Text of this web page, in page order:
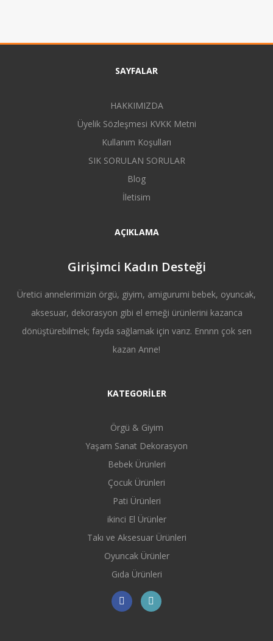
SAYFALAR
HAKKIMIZDA
Üyelik Sözleşmesi KVKK Metni
Kullanım Koşulları
SIK SORULAN SORULAR
Blog
İletisim
AÇIKLAMA
Girişimci Kadın Desteği
Üretici annelerimizin örgü, giyim, amigurumi bebek, oyuncak,
aksesuar, dekorasyon gibi el emeği ürünlerini kazanca
dönüştürebilmek; fayda sağlamak için varız. Ennnn çok sen
kazan Anne!
KATEGORİLER
Örgü & Giyim
Yaşam Sanat Dekorasyon
Bebek Ürünleri
Çocuk Ürünleri
Pati Ürünleri
ikinci El Ürünler
Takı ve Aksesuar Ürünleri
Oyuncak Ürünler
Gıda Ürünleri